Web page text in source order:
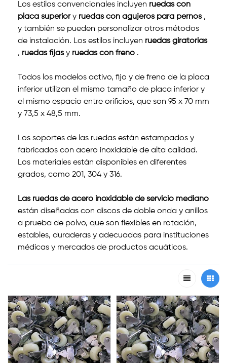
Los estilos convencionales incluyen ruedas con
placa superiory ruedas con agujeros para pernos,
y también se pueden personalizar otros métodos
de instalación. Los estilos incluyen ruedas giratorias
, ruedas fijasy ruedas con freno .
Todos los modelos activo, fijo y de freno de la placa
inferior utilizan el mismo tamaño de placa inferior y
el mismo espacio entre orificios, que son 95 x 70 mm
y 73,5 x 48,5 mm.
Los soportes de las ruedas están estampados y
fabricados con acero inoxidable de alta calidad.
Los materiales están disponibles en diferentes
grados, como 201, 304 y 316.
Las ruedas de acero inoxidable de servicio mediano
están diseñadas con discos de doble onda y anillos
a prueba de polvo, que son flexibles en rotación,
estables, duraderas y adecuadas para instituciones
médicas y mercados de productos acuáticos.